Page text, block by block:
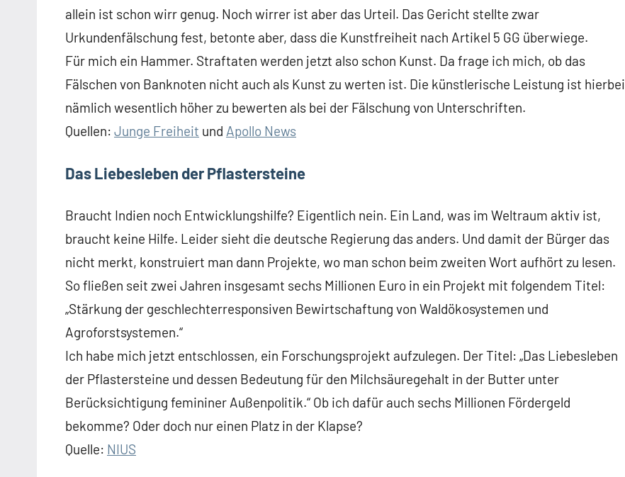
allein ist schon wirr genug. Noch wirrer ist aber das Urteil. Das Gericht stellte zwar
Urkundenfälschung fest, betonte aber, dass die Kunstfreiheit nach Artikel 5 GG überwiege.
Für mich ein Hammer. Straftaten werden jetzt also schon Kunst. Da frage ich mich, ob das
Fälschen von Banknoten nicht auch als Kunst zu werten ist. Die künstlerische Leistung ist hierbei
nämlich wesentlich höher zu bewerten als bei der Fälschung von Unterschriften.
Quellen: Junge Freiheit und Apollo News
Das Liebesleben der Pflastersteine
Braucht Indien noch Entwicklungshilfe? Eigentlich nein. Ein Land, was im Weltraum aktiv ist,
braucht keine Hilfe. Leider sieht die deutsche Regierung das anders. Und damit der Bürger das
nicht merkt, konstruiert man dann Projekte, wo man schon beim zweiten Wort aufhört zu lesen.
So fließen seit zwei Jahren insgesamt sechs Millionen Euro in ein Projekt mit folgendem Titel:
„Stärkung der geschlechterresponsiven Bewirtschaftung von Waldökosystemen und
Agroforstsystemen.“
Ich habe mich jetzt entschlossen, ein Forschungsprojekt aufzulegen. Der Titel: „Das Liebesleben
der Pflastersteine und dessen Bedeutung für den Milchsäuregehalt in der Butter unter
Berücksichtigung femininer Außenpolitik.“ Ob ich dafür auch sechs Millionen Fördergeld
bekomme? Oder doch nur einen Platz in der Klapse?
Quelle: NIUS